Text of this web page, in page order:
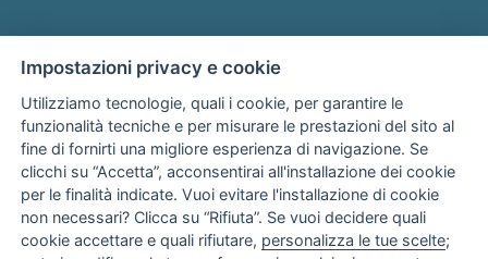
Associato
Impostazioni privacy e cookie
Utilizziamo tecnologie, quali i cookie, per garantire le
funzionalità tecniche e per misurare le prestazioni del sito al
fine di fornirti una migliore esperienza di navigazione. Se
clicchi su “Accetta”, acconsentirai all'installazione dei cookie
per le finalità indicate. Vuoi evitare l'installazione di cookie
non necessari? Clicca su “Rifiuta”. Se vuoi decidere quali
cookie accettare e quali rifiutare, personalizza le tue scelte;